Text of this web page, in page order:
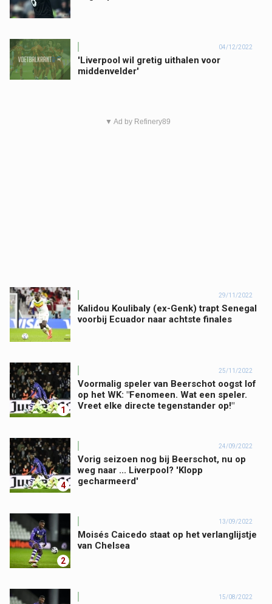
04/12/2022
'Liverpool wil gretig uithalen voor
middenvelder'
▼ Ad by Refinery89
29/11/2022
Kalidou Koulibaly (ex-Genk) trapt Senegal
voorbij Ecuador naar achtste finales
1
25/11/2022
Voormalig speler van Beerschot oogst lof
op het WK: "Fenomeen. Wat een speler.
Vreet elke directe tegenstander op!"
4
24/09/2022
Vorig seizoen nog bij Beerschot, nu op
weg naar ... Liverpool? 'Klopp
gecharmeerd'
2
13/09/2022
Moisés Caicedo staat op het verlanglijstje
van Chelsea
15/08/2022